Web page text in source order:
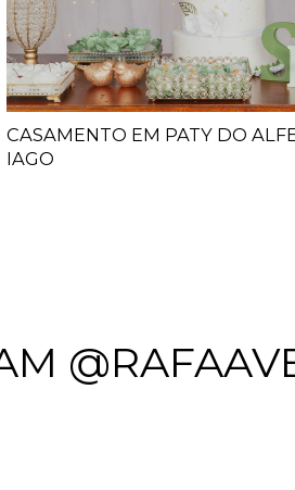
CASAMENTO EM PATY DO
IAGO